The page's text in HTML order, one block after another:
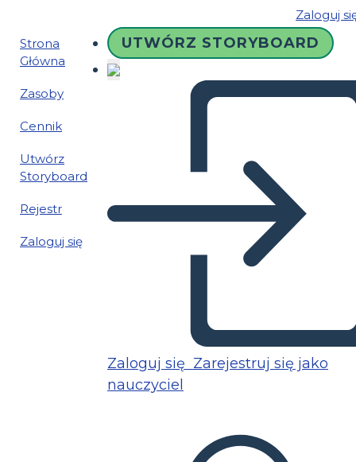
Zaloguj
Strona
Główna
Zasoby
Cennik
Utwórz
Storyboard
Rejestr
Zaloguj się
UTWÓRZ STORYBOARD
Zaloguj się Zarejestruj się jako
nauczyciel